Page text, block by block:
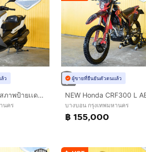
ว
BMW C400 GT สภาพป้ายเเดง จดปี 2021 ฟรีดาวน์ออกรถใช้เงิน 0 บาท
นคร
ผู้ขายที่ยืนยันตัวตนแล้ว
บางบอน กรุงเทพมหานคร
฿ 155,000